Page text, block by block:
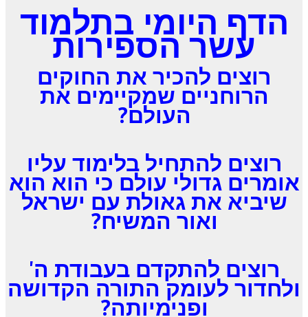
הדף היומי בתלמוד
עשר הספירות
רוצים להכיר את החוקים
הרוחניים שמקיימים את
העולם?
רוצים להתחיל בלימוד עליו
אומרים גדולי עולם כי הוא הוא
שיביא את גאולת עם ישראל
ואור המשיח?
רוצים להתקדם בעבודת ה'
ולחדור לעומק התורה הקדושה
ופנימיותה?